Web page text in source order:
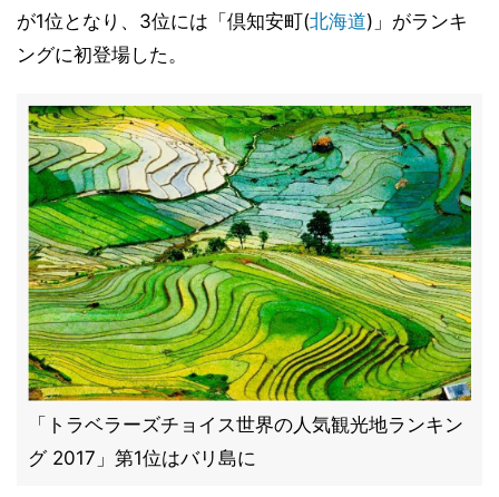
が1位となり、3位には「倶知安町(北海道)」がランキ
ングに初登場した。
「トラベラーズチョイス世界の人気観光地ランキン
グ 2017」第1位はバリ島に